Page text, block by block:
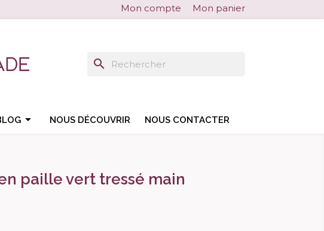
Mon compte Mon panier
search
 NOUS DÉCOUVRIR NOUS CONTACTER
search
paille vert tressé main